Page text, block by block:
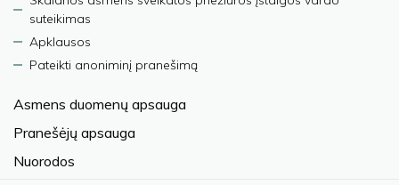
suteikimas
Apklausos
Pateikti anoniminį pranešimą
Asmens duomenų apsauga
Pranešėjų apsauga
Nuorodos